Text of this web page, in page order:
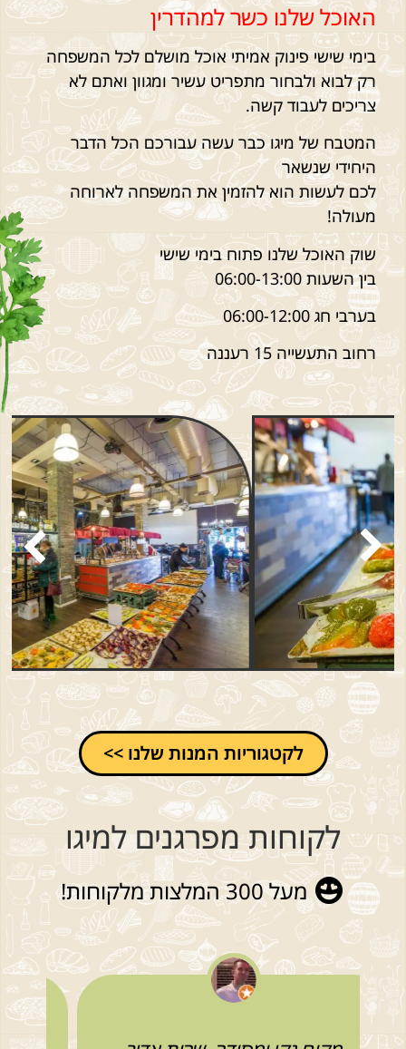
האוכל שלנו כשר למהדרין
בימי שישי פינוק אמיתי אוכל מושלם לכל המשפחה
רק לבוא ולבחור מתפריט עשיר ומגוון ואתם לא
צריכים לעבוד קשה.
המטבח של מיגו כבר עשה עבורכם הכל הדבר
היחידי שנשאר
לכם לעשות הוא להזמין את המשפחה לארוחה
מעולה!
שוק האוכל שלנו פתוח בימי שישי
בין השעות 06:00-13:00
בערבי חג 06:00-12:00
רחוב התעשייה 15 רעננה
לקטגוריות המנות שלנו >>
לקוחות מפרגנים למיגו
מעל 300 המלצות מלקוחות!